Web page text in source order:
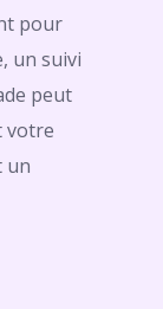
pour
un suivi
peut
votre
un